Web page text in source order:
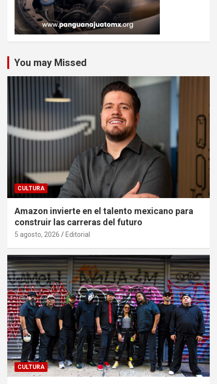
You may Missed
CULTURA
Amazon invierte en el talento mexicano para
construir las carreras del futuro
5 agosto, 2026 Editorial
CULTURA